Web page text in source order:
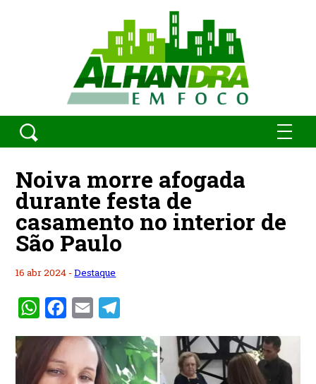
Noiva morre afogada
durante festa de
casamento no interior de
São Paulo
16 abr 2024 -Destaque
WhatsAppFacebook
Email